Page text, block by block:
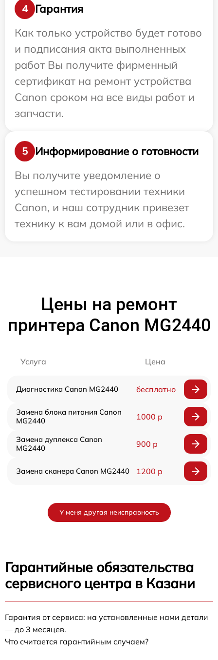
4
Гарантия
Как только устройство будет готово
и подписания акта выполненных
работ Вы получите фирменный
сертификат на ремонт устройства
Canon сроком на все виды работ и
запчасти.
5
Информирование о готовности
Вы получите уведомление о
успешном тестировании техники
Canon, и наш сотрудник привезет
технику к вам домой или в офис.
Цены на ремонт
принтера Canon MG2440
Услуга Цена
Диагностика Canon MG2440 бесплатно
Замена блока питания Canon
MG2440
1000 р
Замена дуплекса Canon
MG2440
900 р
Замена сканера Canon MG2440 1200 р
У меня другая неисправность
Гарантийные обязательства
сервисного центра в Казани
Гарантия от сервиса: на установленные нами детали
— до 3 месяцев.
Что считается гарантийным случаем?